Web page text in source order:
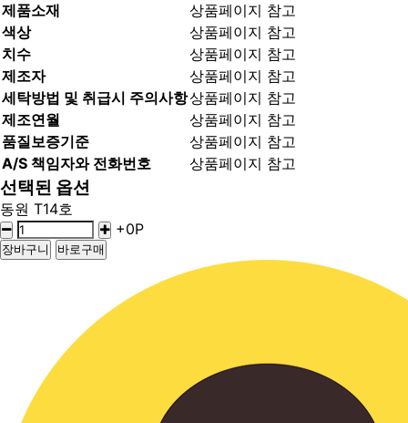
제품소재
상품페이지 참고
색상
상품페이지 참고
치수
상품페이지 참고
제조자
상품페이지 참고
세탁방법 및 취급시 주의사항상품페이지 참고
제조연월
상품페이지 참고
품질보증기준
상품페이지 참고
A/S 책임자와 전화번호
상품페이지 참고
선택된 옵션
동원 T14호
+0P
장바구니 바로구매